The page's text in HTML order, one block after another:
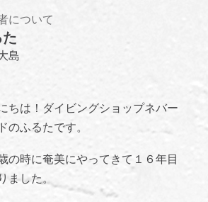
について
島
ちは！ダイビングショップネバー
のふるたです。
の時に奄美にやってきて１６年目
ました。